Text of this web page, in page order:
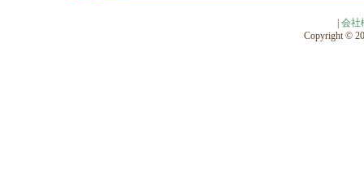
会社
Copyright ©